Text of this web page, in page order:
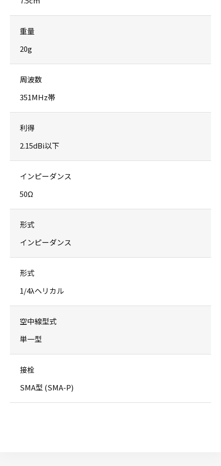
重量
20g
周波数
351MHz帯
利得
2.15dBi以下
インピーダンス
50Ω
形式
インピーダンス
形式
1/4λヘリカル
空中線型式
単一型
接栓
SMA型 (SMA-P)